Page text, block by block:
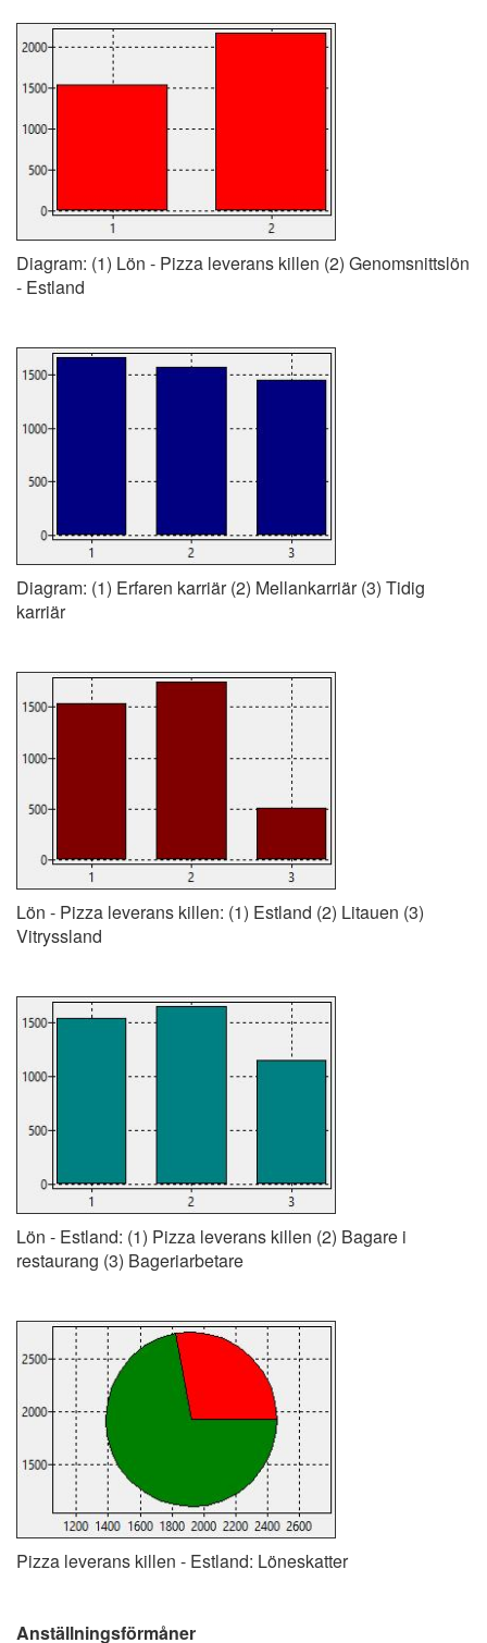
Diagram: (1) Lön - Pizza leverans killen (2) Genomsnittslön
- Estland
Diagram: (1) Erfaren karriär (2) Mellankarriär (3) Tidig
karriär
Lön - Pizza leverans killen: (1) Estland (2) Litauen (3)
Vitryssland
Lön - Estland: (1) Pizza leverans killen (2) Bagare i
restaurang (3) Bageriarbetare
Pizza leverans killen - Estland: Löneskatter
Anställningsförmåner